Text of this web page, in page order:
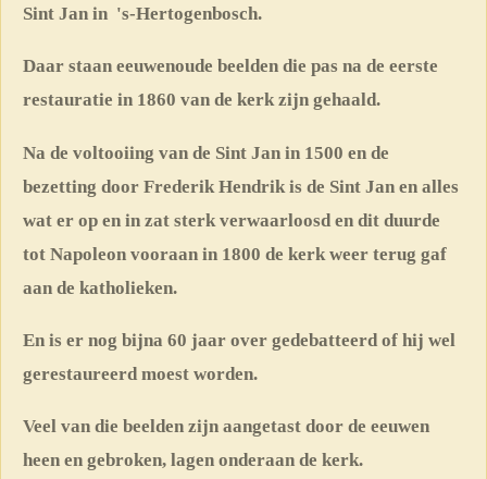
Sint Jan in 's-Hertogenbosch.
Daar staan eeuwenoude beelden die pas na de eerste
restauratie in 1860 van de kerk zijn gehaald.
Na de voltooiing van de Sint Jan in 1500 en de
bezetting door Frederik Hendrik is de Sint Jan en alles
wat er op en in zat sterk verwaarloosd en dit duurde
tot Napoleon vooraan in 1800 de kerk weer terug gaf
aan de katholieken.
En is er nog bijna 60 jaar over gedebatteerd of hij wel
gerestaureerd moest worden.
Veel van die beelden zijn aangetast door de eeuwen
heen en gebroken, lagen onderaan de kerk.